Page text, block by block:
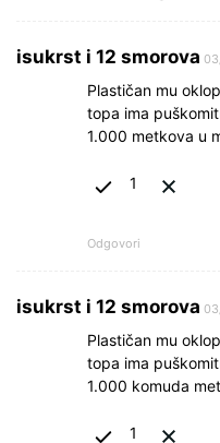
isukrst i 12 smorova
Plastičan mu
topa ima
1.000 metkova u
1
Odgovori
isukrst i 12 smorova
Plastičan mu
topa ima
1.000 komuda
1